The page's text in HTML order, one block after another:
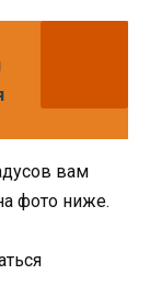
вам
фото ниже.